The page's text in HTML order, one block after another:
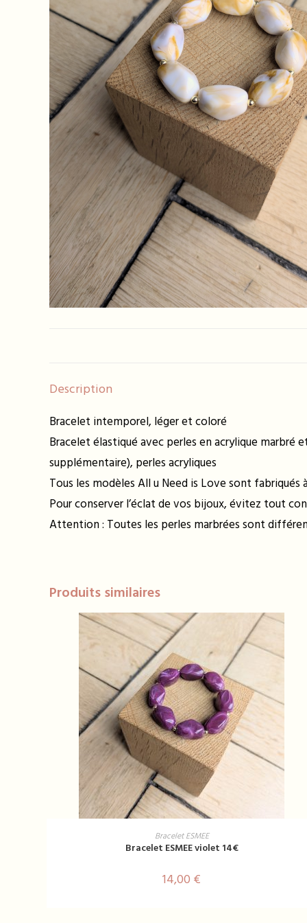
Description
Bracelet intemporel, léger et coloré
Bracelet élastiqué avec perles en acrylique
supplémentaire), perles acryliques
Tous les modèles All u Need is Love sont fabriqués
Pour conserver l’éclat de vos bijoux, évitez tout
Attention : Toutes les perles marbrées sont
Produits similaires
AJOUTER AU PANIER
Bracelet ESMEE
Bracelet ESMEE violet 14€
14,00 €